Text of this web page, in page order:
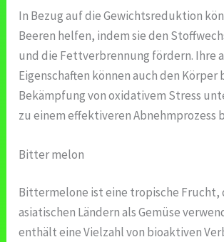
In Bezug auf die Gewichtsreduktion
Beeren helfen, indem sie den
und die Fettverbrennung fördern. Ihre
Eigenschaften können auch den Körper
Bekämpfung von oxidativem Stress
zu einem effektiveren Abnehmprozess
Bitter melon
Bittermelone ist eine tropische Frucht,
asiatischen Ländern als Gemüse
enthält eine Vielzahl von bioaktiven